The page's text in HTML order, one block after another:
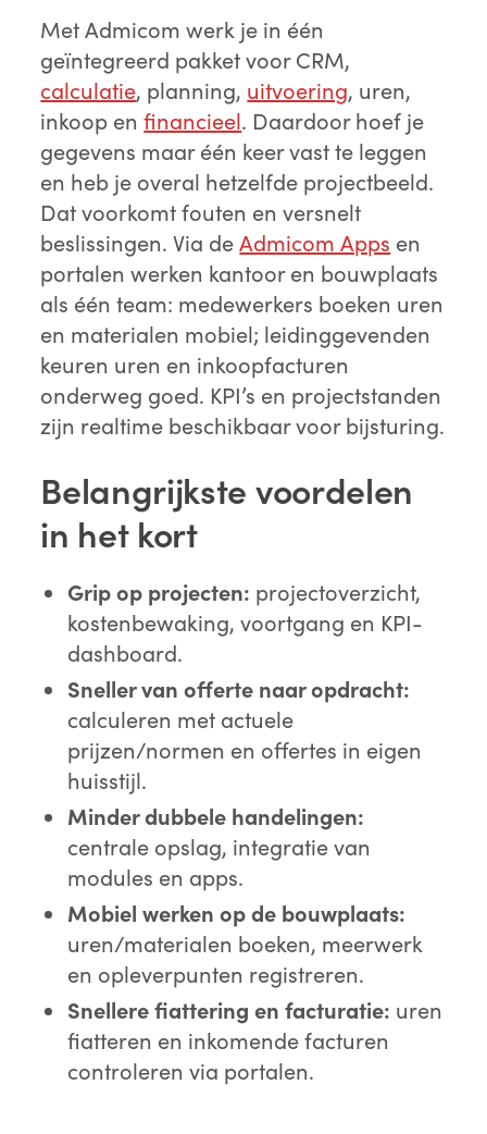
Met Admicom werk je in één
geïntegreerd pakket voor CRM,
calculatie, planning, uitvoering, uren,
inkoop enfinancieel. Daardoor hoef je
gegevens maar één keer vast te leggen
en heb je overal hetzelfde projectbeeld.
Dat voorkomt fouten en versnelt
beslissingen. Via deAdmicom Apps en
portalen werken kantoor en bouwplaats
als één team: medewerkers boeken uren
en materialen mobiel; leidinggevenden
keuren uren en inkoopfacturen
onderweg goed. KPI’s en projectstanden
zijn realtime beschikbaar voor bijsturing.
Belangrijkste voordelen
in het kort
Grip op projecten: projectoverzicht,
kostenbewaking, voortgang en KPI-
dashboard.
Sneller van offerte naar opdracht:
calculeren met actuele
prijzen/normen en offertes in eigen
huisstijl.
Minder dubbele handelingen:
centrale opslag, integratie van
modules en apps.
Mobiel werken op de bouwplaats:
uren/materialen boeken, meerwerk
en opleverpunten registreren.
Snellere fiattering en facturatie: uren
fiatteren en inkomende facturen
controleren via portalen.